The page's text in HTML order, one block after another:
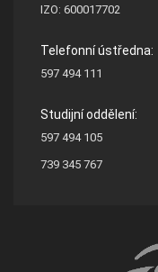
IZO: 600017702
Telefonní ústředna:
597 494 111
Studijní oddělení:
597 494 105
739 345 767